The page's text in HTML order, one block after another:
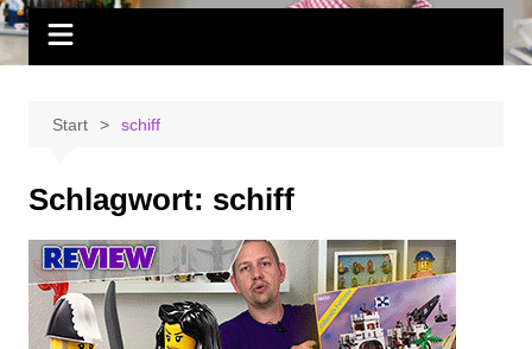
Start schiff
Schlagwort: schiff